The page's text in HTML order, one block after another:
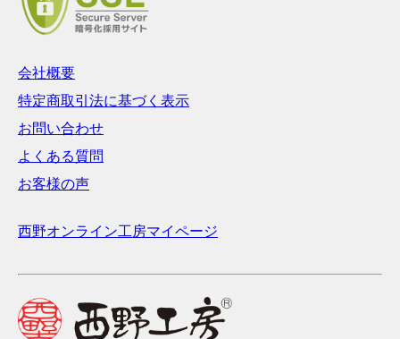
会社概要
特定商取引法に基づく表示
お問い合わせ
よくある質問
お客様の声
西野オンライン工房マイページ